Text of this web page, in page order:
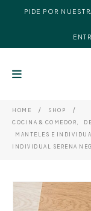
PIDE POR
HOME
SHOP
COCINA & COMEDOR ,
MANTELES E
INDIVIDUAL SERENA